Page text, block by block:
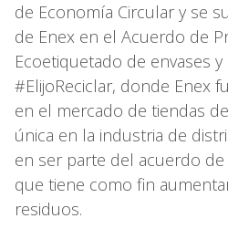
de Economía Circular y se
de Enex en el Acuerdo de
Ecoetiquetado de envases y
#ElijoReciclar, donde Enex
en el mercado de tiendas
única en la industria de
en ser parte del acuerdo
que tiene como fin
residuos.